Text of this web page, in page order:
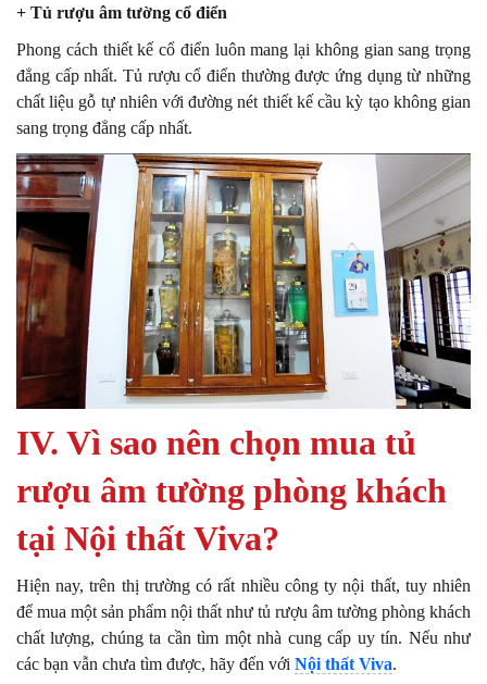
+ Tủ rượu âm tường cổ điển
Phong cách thiết kế cổ điển luôn mang lại không gian sang trọng
đẳng cấp nhất. Tủ rượu cổ điển thường được ứng dụng từ những
chất liệu gỗ tự nhiên với đường nét thiết kế cầu kỳ tạo không gian
sang trọng đẳng cấp nhất.
IV. Vì sao nên chọn mua tủ
rượu âm tường phòng khách
tại Nội thất Viva?
Hiện nay, trên thị trường có rất nhiều công ty nội thất, tuy nhiên
để mua một sản phẩm nội thất như tủ rượu âm tường phòng khách
chất lượng, chúng ta cần tìm một nhà cung cấp uy tín. Nếu như
các bạn vẫn chưa tìm được, hãy đến với Nội thất Viva.